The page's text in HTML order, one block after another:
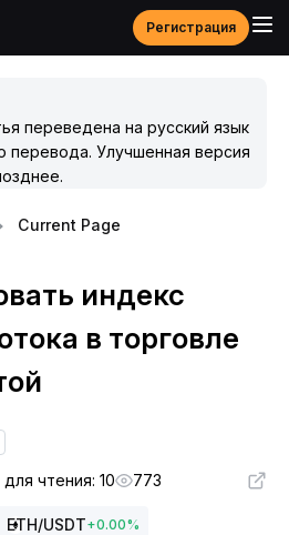
Регистрация
переведена на русский язык
Улучшенная версия
Current Page
индекс
в торговле
чтения: 10 773
ETH/USDT+0.00%